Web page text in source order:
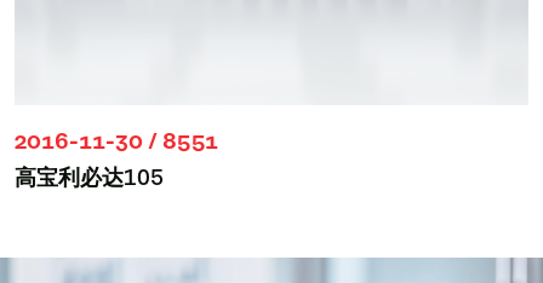
2016-11-30 / 8551
高宝利必达105